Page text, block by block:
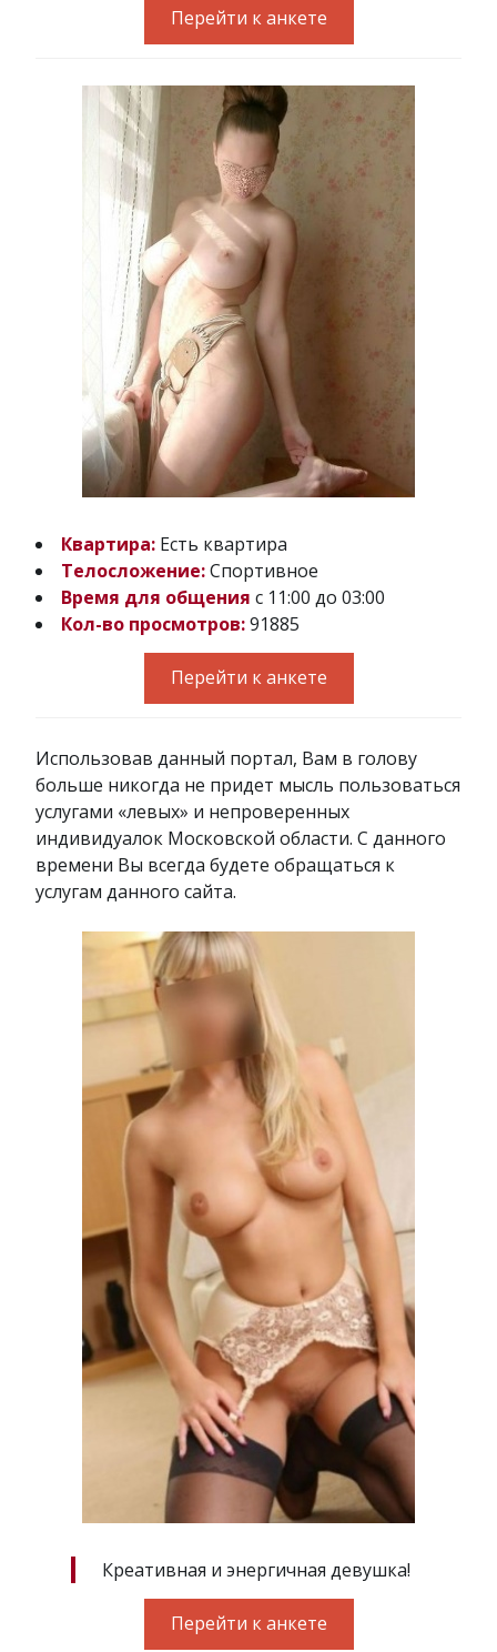
Перейти к анкете
Квартира: Есть квартира
Телосложение:Спортивное
Время для общения с 11:00 до 03:00
Кол-во просмотров:91885
Перейти к анкете
Использовав данный портал, Вам в голову
больше никогда не придет мысль пользоваться
услугами «левых» и непроверенных
индивидуалок Московской области. С данного
времени Вы всегда будете обращаться к
услугам данного сайта.
Креативная и энергичная девушка!
Перейти к анкете